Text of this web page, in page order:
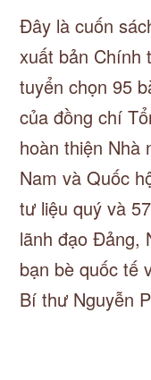
Đây là cuốn
xuất bản Chính
tuyển chọn 95
của đồng chí
hoàn thiện Nhà
Nam và Quốc
tư liệu quý và
lãnh đạo Đảng,
bạn bè quốc tế
Bí thư Nguyễn